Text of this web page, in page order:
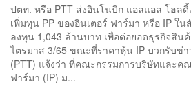
ปตท. หรือ PTT ส่งอินโนบิก แอลแอล โฮล
เพิ่มทุน PP ของอินเตอร์ ฟาร์มา หรือ IP ใ
ลงทุน 1,043 ล้านบาท เพื่อต่อยอดธุรกิจสิน
ไตรมาส 3/65 ขณะที่ราคาหุ้น IP บวกรับ
(PTT) แจ้งว่า ที่คณะกรรมการบริษัทและค
ฟาร์มา (IP) ม...